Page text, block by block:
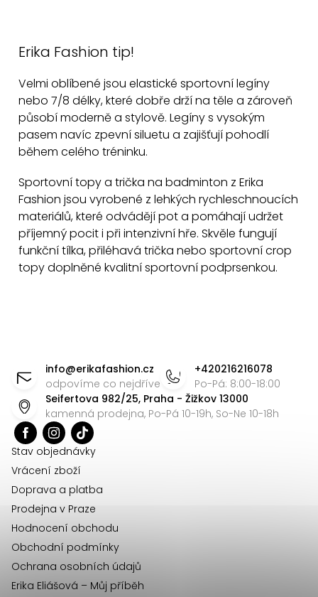
á
d
a
c
r
v
k
y
v
Erika Fashion tip!
Velmi oblíbené jsou elastické sportovní legíny
nebo 7/8 délky, které dobře drží na těle a zároveň
působí moderně a stylově. Legíny s vysokým
pasem navíc zpevní siluetu a zajišťují pohodlí
během celého tréninku.
Sportovní topy a trička na badminton z Erika
Fashion jsou vyrobené z lehkých rychleschnoucích
materiálů, které odvádějí pot a pomáhají udržet
příjemný pocit i při intenzivní hře. Skvěle fungují
funkční tílka, přiléhavá trička nebo sportovní crop
topy doplněné kvalitní sportovní podprsenkou.
info@erikafashion.cz
odpovíme co nejdříve
+420216216078
Po-Pá: 8:00-18:00
Seifertova 982/25, Praha - Žižkov 13000
kamenná prodejna, Po-Pá 10-19h, So-Ne 10-18h
Stav objednávky
Vrácení zboží
Doprava a platba
Prodejna v Praze
Hodnocení obchodu
Obchodní podmínky
Ochrana osobních údajů
Erika Eliášová – Můj příběh